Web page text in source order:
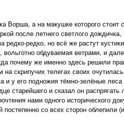
Ворша, а на макушке которого
после летнего светлого
редко, но всё же растут
обдуваемая ветрами, и
почему же именно здесь решили
скрипучих телегах своих
у его подножия тёмно-зелёные
старейшего и сказал он
нами одного исторического
со всех сторон облепили